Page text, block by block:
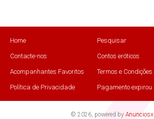
Home Pesquisar
Contacte-nos Contos eróticos
Acompanhantes Favoritos Termos e Condições
Política de Privacidade Pagamento expirou
© 2026, powered by Anunciosx